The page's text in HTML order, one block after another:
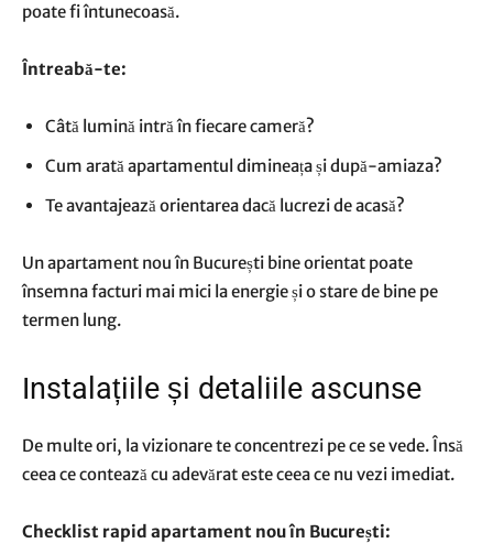
poate fi întunecoasă.
Întreabă-te:
Câtă lumină intră în fiecare cameră?
Cum arată apartamentul dimineața și după-amiaza?
Te avantajează orientarea dacă lucrezi de acasă?
Un apartament nou în București bine orientat poate
însemna facturi mai mici la energie și o stare de bine pe
termen lung.
Instalațiile și detaliile ascunse
De multe ori, la vizionare te concentrezi pe ce se vede. Însă
ceea ce contează cu adevărat este ceea ce nu vezi imediat.
Checklist rapid apartament nou în București: